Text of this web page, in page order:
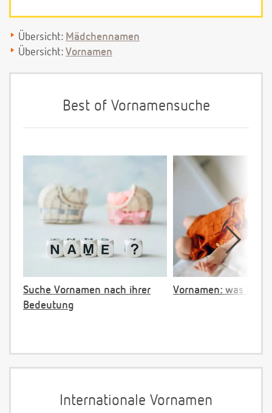
Übersicht: Mädchennamen
Übersicht: Vornamen
Best of Vornamensuche
Suche Vornamen nach ihrer
Bedeutung
Vornamen: was ist
Internationale Vornamen